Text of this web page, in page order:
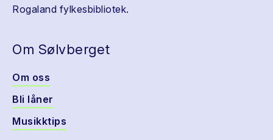
Rogaland fylkesbibliotek.
Om Sølvberget
Om oss
Bli låner
Musikktips